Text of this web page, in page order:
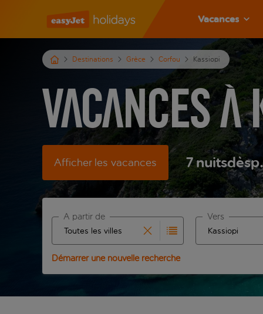
Vacances
Destinations Grèce Corfou Kassiopi
Vacances à
Afficher les vacances 7nuitsdès
À partir de Vers
Démarrer une nouvelle recherche